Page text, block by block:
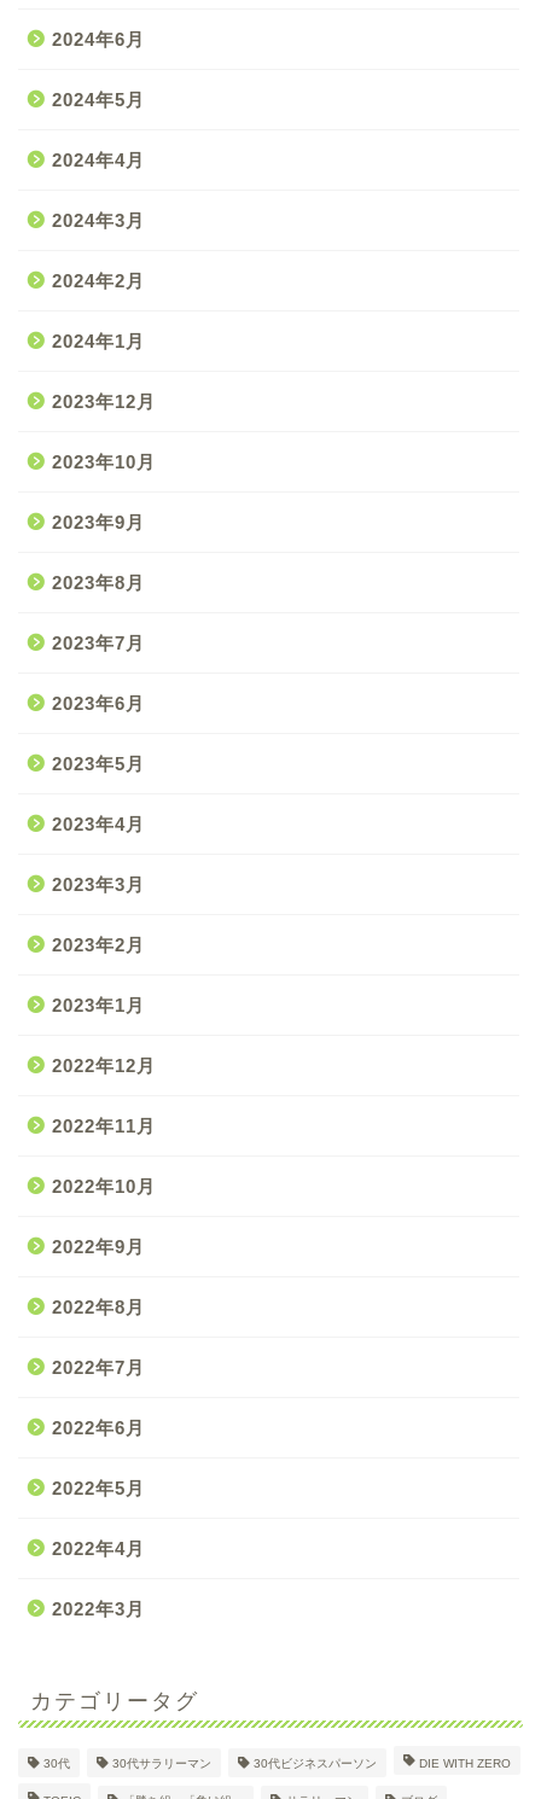
2024年6月
2024年5月
2024年4月
2024年3月
2024年2月
2024年1月
2023年12月
2023年10月
2023年9月
2023年8月
2023年7月
2023年6月
2023年5月
2023年4月
2023年3月
2023年2月
2023年1月
2022年12月
2022年11月
2022年10月
2022年9月
2022年8月
2022年7月
2022年6月
2022年5月
2022年4月
2022年3月
カテゴリータグ
30代 30代サラリーマン 30代ビジネスパーソン DIE WITH ZERO